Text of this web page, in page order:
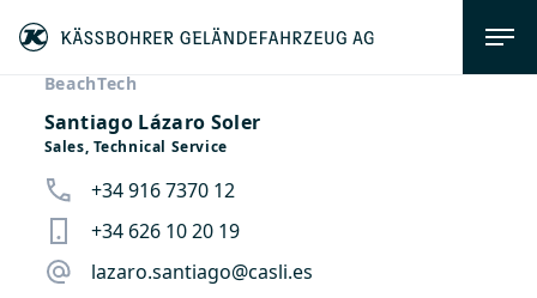
BeachTech
Santiago Lázaro Soler
Sales, Technical Service
+34 916 7370 12
+34 626 10 20 19
lazaro.santiago@casli.es